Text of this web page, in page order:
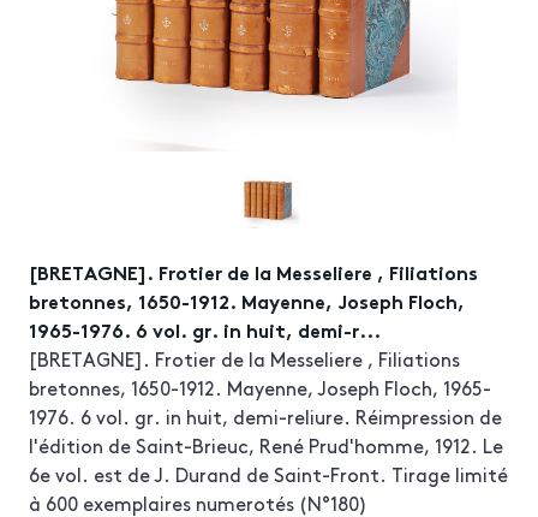
[BRETAGNE]. Frotier de la Messeliere , Filiations
bretonnes, 1650-1912. Mayenne, Joseph Floch,
1965-1976. 6 vol. gr. in huit, demi-r...
[BRETAGNE]. Frotier de la Messeliere , Filiations
bretonnes, 1650-1912. Mayenne, Joseph Floch, 1965-
1976. 6 vol. gr. in huit, demi-reliure. Réimpression de
l'édition de Saint-Brieuc, René Prud'homme, 1912. Le
6e vol. est de J. Durand de Saint-Front. Tirage limité
à 600 exemplaires numerotés (N°180)